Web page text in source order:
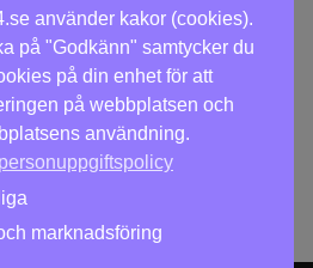
effektivt| 25 nov
| 26 nov
| 2-3 dec
använder kakor (cookies).
på "Godkänn" samtycker du
på din enhet för att
på webbplatsen och
användning.
marknadsföring